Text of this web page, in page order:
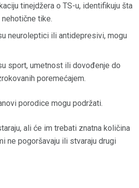
tinejdžera o TS-u, identifikuju šta
tike.
neuroleptici ili antidepresivi, mogu
sport, umetnost ili dovođenje do
poremećajem.
porodice mogu podržati.
ali će im trebati znatna količina
ne pogoršavaju ili stvaraju drugi